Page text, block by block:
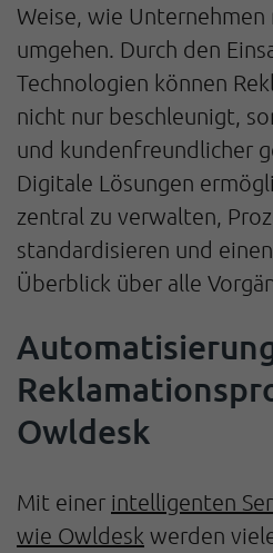
Weise, wie
umgehen. Durch den
Technologien können
nicht nur beschleunigt,
und kundenfreundlicher
Digitale Lösungen
zentral zu verwalten,
standardisieren und
Überblick über alle
Owldesk
Mit einer intelligenten
wie Owldesk werden